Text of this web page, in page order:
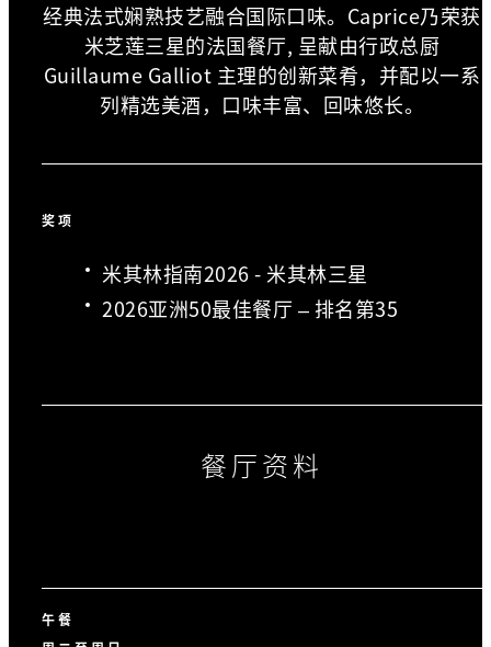
经典法式娴熟技艺融合国际口味。Caprice乃荣获
米芝莲三星的法国餐厅, 呈献由行政总厨
Guillaume Galliot 主理的创新菜肴，并配以一系
列精选美酒，口味丰富、回味悠长。
奖项
米其林指南2026 - 米其林三星
2026亚洲50最佳餐厅 – 排名第35
餐厅资料
午餐